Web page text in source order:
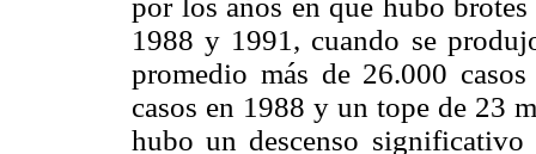
por los años en que hubo
1988 y 1991, cuando se
promedio más de 26.000
casos en 1988 y un tope de 23
hubo un descenso